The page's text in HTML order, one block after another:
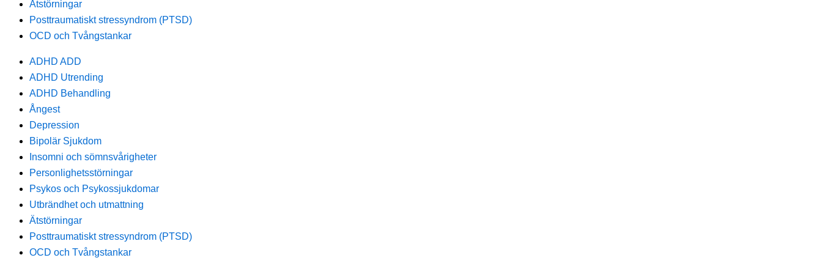
Ätstörningar
Posttraumatiskt stressyndrom (PTSD)
OCD och Tvångstankar
ADHD ADD
ADHD Utrending
ADHD Behandling
Ångest
Depression
Bipolär Sjukdom
Insomni och sömnsvårigheter
Personlighetsstörningar
Psykos och Psykossjukdomar
Utbrändhet och utmattning
Ätstörningar
Posttraumatiskt stressyndrom (PTSD)
OCD och Tvångstankar